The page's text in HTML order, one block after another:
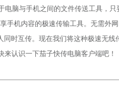
脑与手机之间的文件传送工具，只
手机内容的极速传输工具。无需外
同时互传。现在我们将这种极速无
认识一下茄子快传电脑客户端吧！